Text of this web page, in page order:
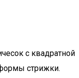
с квадратной
стрижки.